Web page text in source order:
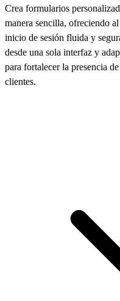
Crea formularios
manera sencilla, ofreciendo
inicio de sesión fluida y
desde una sola interfaz y
para fortalecer la presencia
clientes.